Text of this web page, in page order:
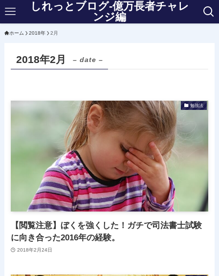
しれっとブログ-億万長者チャレ
ンジ編
ホーム 2018年 2月
2018年2月 – date –
勉強法
【閲覧注意】ぼくを強くした！ガチで司法書士試験
に向き合った2016年の経験。
2018年2月24日